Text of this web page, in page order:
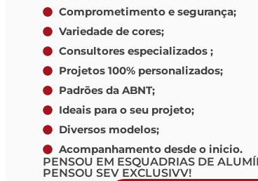
Comprometimento e segurança;
Variedade de cores;
Consultores especializados ;
Projetos 100% personalizados;
Padrões da ABNT;
Ideais para o seu projeto;
Diversos modelos;
Acompanhamento desde o inicio.
PENSOU EM ESQUADRIAS DE
PENSOU SEV EXCLUSIVV!